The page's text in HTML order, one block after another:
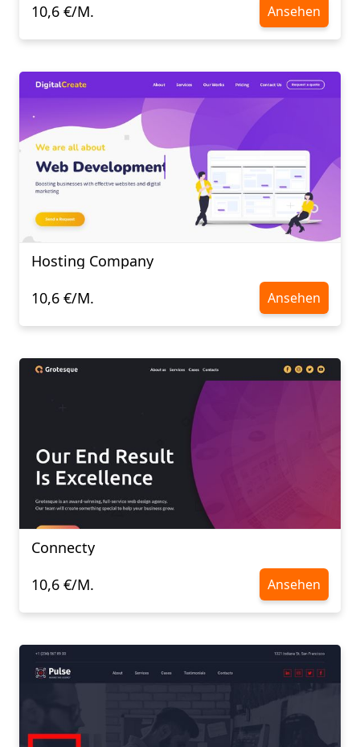
10,6 €/M.
Ansehen
Hosting Company
10,6 €/M.
Ansehen
Connecty
10,6 €/M.
Ansehen